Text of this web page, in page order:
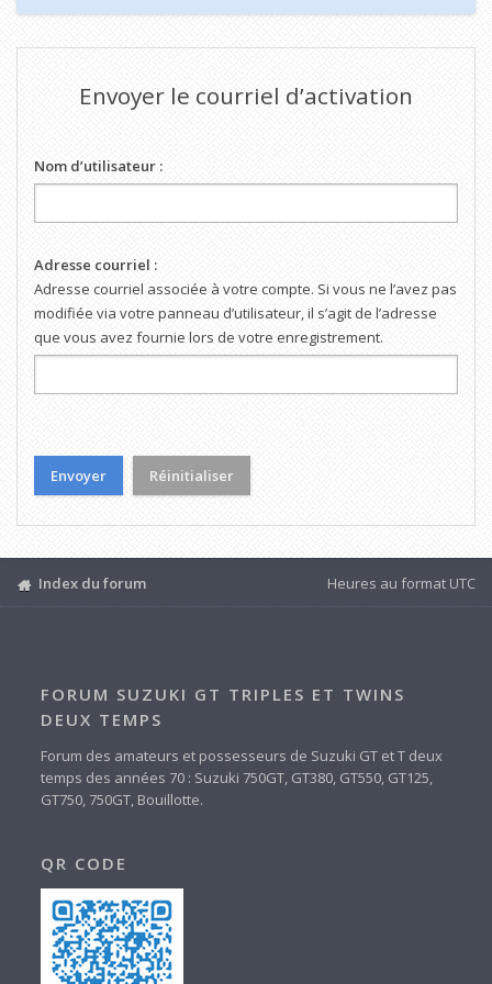
Envoyer le courriel d’activation
Nom d’utilisateur :
Adresse courriel :
Adresse courriel associée à votre compte. Si vous ne l’avez pas
modifiée via votre panneau d’utilisateur, il s’agit de l’adresse
que vous avez fournie lors de votre enregistrement.
Index du forum Heures au format UTC
FORUM SUZUKI GT TRIPLES ET TWINS
DEUX TEMPS
Forum des amateurs et possesseurs de Suzuki GT et T deux
temps des années 70 : Suzuki 750GT, GT380, GT550, GT125,
GT750, 750GT, Bouillotte.
QR CODE